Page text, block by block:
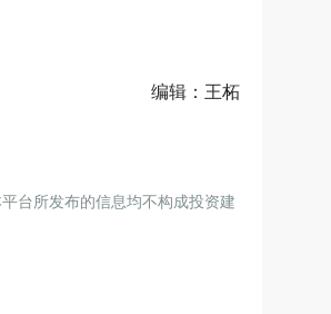
编辑：王柘
台所发布的信息均不构成投资建